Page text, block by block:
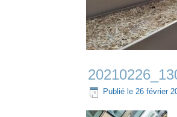
Publié le 26 février